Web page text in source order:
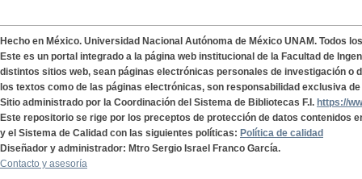
Hecho en México. Universidad Nacional Autónoma de México UNAM. Todos
Este es un portal integrado a la página web institucional de la Facultad de
distintos sitios web, sean páginas electrónicas personales de investigación o
los textos como de las páginas electrónicas, son responsabilidad exclusiva
Sitio administrado por la Coordinación del Sistema de Bibliotecas F.I. https://
Este repositorio se rige por los preceptos de protección de datos contenidos
y el Sistema de Calidad con las siguientes políticas: Política de calidad
Diseñador y administrador: Mtro Sergio Israel Franco García.
Contacto y asesoría